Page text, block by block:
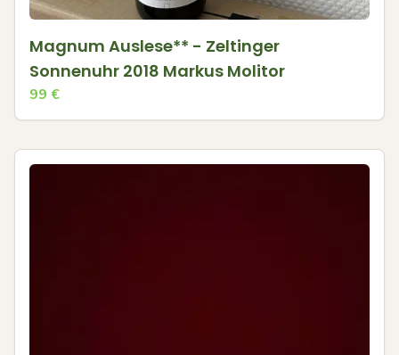
Magnum Auslese** - Zeltinger
Sonnenuhr 2018 Markus Molitor
99 €